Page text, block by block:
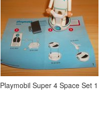
Playmobil Super 4 Space Set 1